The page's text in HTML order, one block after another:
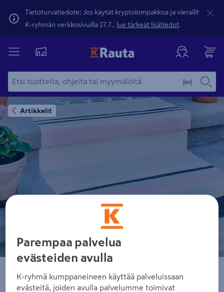
Tietoturvatiedote: Jos käytät kryptolompakkoa ja vierailit
K-ryhmän verkkosivuilla 27.7., lue tärkeät lisätiedot.
Artikkelit
DIY: Maalattu matto
Jaa sähköpostilla
Parempaa palvelua
evästeiden avulla
K-ryhmä kumppaneineen käyttää palveluissaan
evästeitä, joiden avulla palvelumme toimivat